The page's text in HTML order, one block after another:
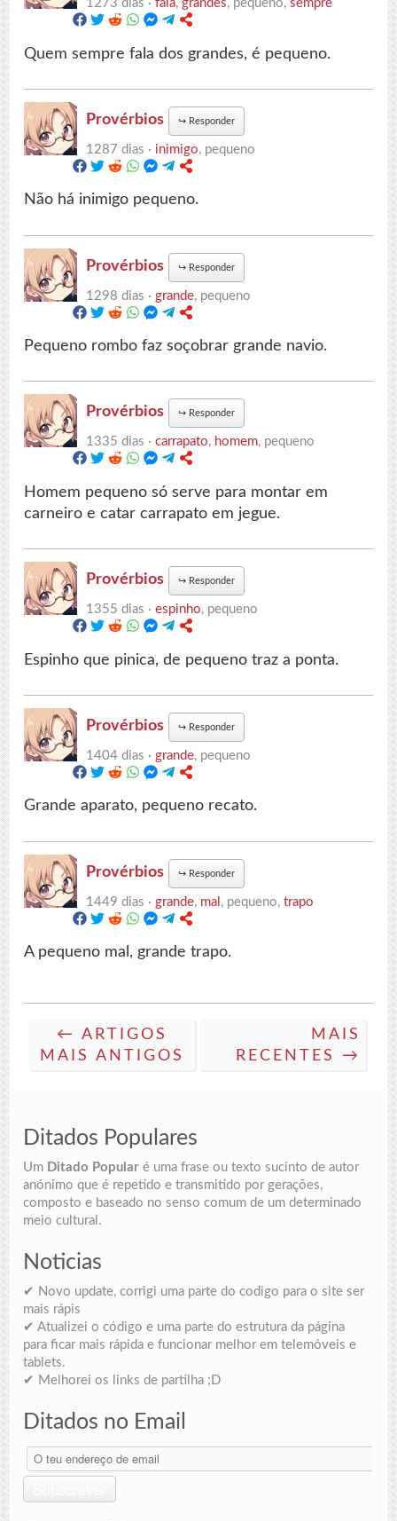
1273 dias ·fala,grandes, pequeno,sempre
Quem sempre fala dos grandes, é pequeno.
Provérbios ↪ Responder
1287 dias · inimigo, pequeno
Não há inimigo pequeno.
Provérbios ↪ Responder
1298 dias ·grande, pequeno
Pequeno rombo faz soçobrar grande navio.
Provérbios ↪ Responder
1335 dias ·carrapato, homem, pequeno
Homem pequeno só serve para montar em
carneiro e catar carrapato em jegue.
Provérbios ↪ Responder
1355 dias ·espinho, pequeno
Espinho que pinica, de pequeno traz a ponta.
Provérbios ↪ Responder
1404 dias ·grande, pequeno
Grande aparato, pequeno recato.
Provérbios ↪ Responder
1449 dias ·grande, mal , pequeno,trapo
A pequeno mal, grande trapo.
← ARTIGOS
MAIS ANTIGOS
MAIS
RECENTES →
Ditados Populares
Um Ditado Popular é uma frase ou texto sucinto de autor
anónimo que é repetido e transmitido por gerações,
composto e baseado no senso comum de um determinado
meio cultural.
Noticias
✔ Novo update, corrigi uma parte do codigo para o site ser
mais rápis
✔ Atualizei o código e uma parte do estrutura da página
para ficar mais rápida e funcionar melhor em telemóveis e
tablets.
✔ Melhorei os links de partilha ;D
Ditados no Email
O
teu
de